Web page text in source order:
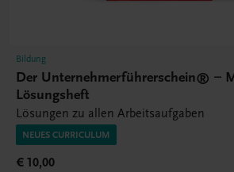
Bildung
Der Unternehmerführerschein® –
Lösungsheft
Lösungen zu allen Arbeitsaufgaben
NEUES CURRICULUM
€ 10,00